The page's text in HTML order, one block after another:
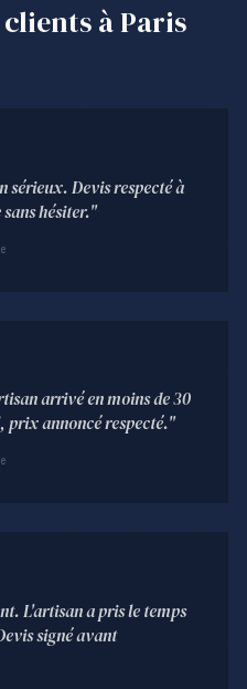
clients à Paris
Devis respecté à
hésiter."
arrivé en moins de 30
prix annoncé respecté."
L'artisan a pris le temps
signé avant